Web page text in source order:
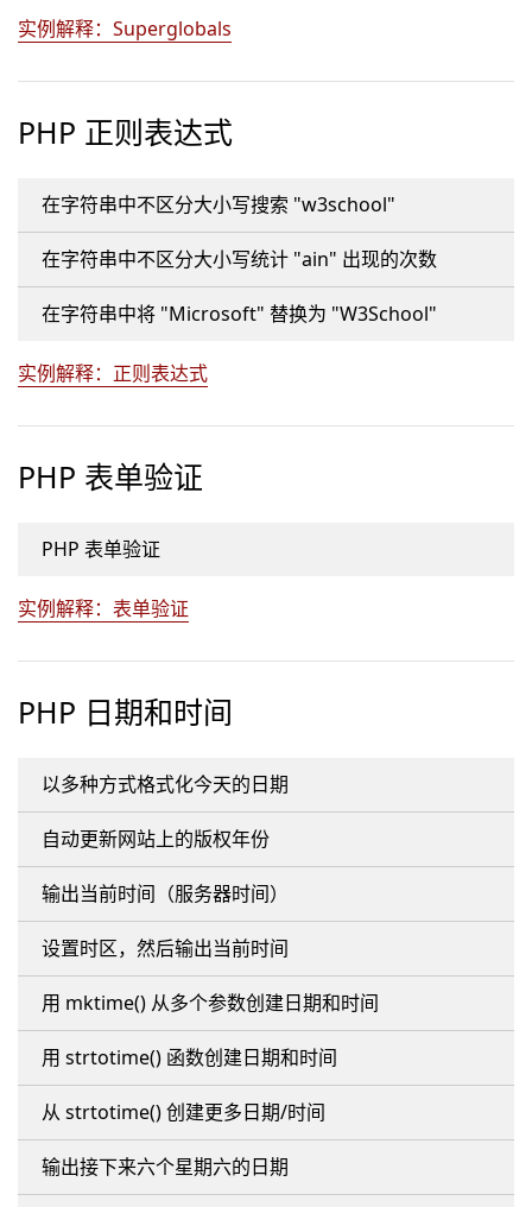
实例解释：Superglobals
PHP 正则表达式
在字符串中不区分大小写搜索 "w3school"
在字符串中不区分大小写统计 "ain" 出现的次数
在字符串中将 "Microsoft" 替换为 "W3School"
实例解释：正则表达式
PHP 表单验证
PHP 表单验证
实例解释：表单验证
PHP 日期和时间
以多种方式格式化今天的日期
自动更新网站上的版权年份
输出当前时间（服务器时间）
设置时区，然后输出当前时间
用 mktime() 从多个参数创建日期和时间
用 strtotime() 函数创建日期和时间
从 strtotime() 创建更多日期/时间
输出接下来六个星期六的日期